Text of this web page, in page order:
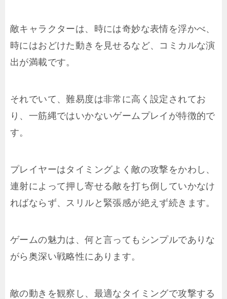
敵キャラクターは、時には奇妙な表情を浮かべ、
時にはおどけた動きを見せるなど、コミカルな演
出が満載です。
それでいて、難易度は非常に高く設定されてお
り、一筋縄ではいかないゲームプレイが特徴的で
す。
プレイヤーはタイミングよく敵の攻撃をかわし、
連射によって押し寄せる敵を打ち倒していかなけ
ればならず、スリルと緊張感が絶えず続きます。
ゲームの魅力は、何と言ってもシンプルでありな
がら奥深い戦略性にあります。
敵の動きを観察し、最適なタイミングで攻撃する